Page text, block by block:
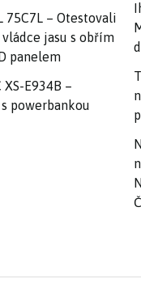
75C7L – Otestovali
jasu s obřím
panelem
XS-E934B –
powerbankou